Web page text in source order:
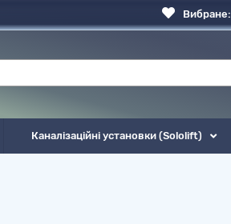
Вибране:
Каналізаційні установки (Sololift)